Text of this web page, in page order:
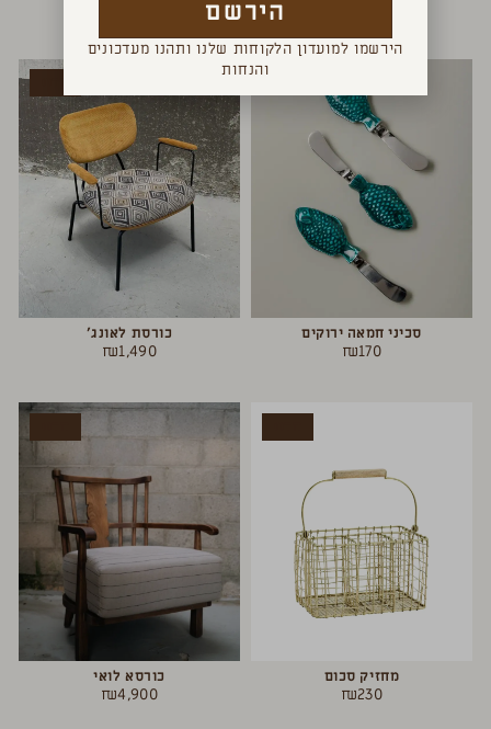
סכיני חמאה ירוקים
₪170
כורסת לאונג׳
₪1,490
מחזיק סכום
₪230
כורסא לואי
₪4,900
הירשם
הירשמו למועדון הלקוחות שלנו ותהנו מעדכונים
והנחות